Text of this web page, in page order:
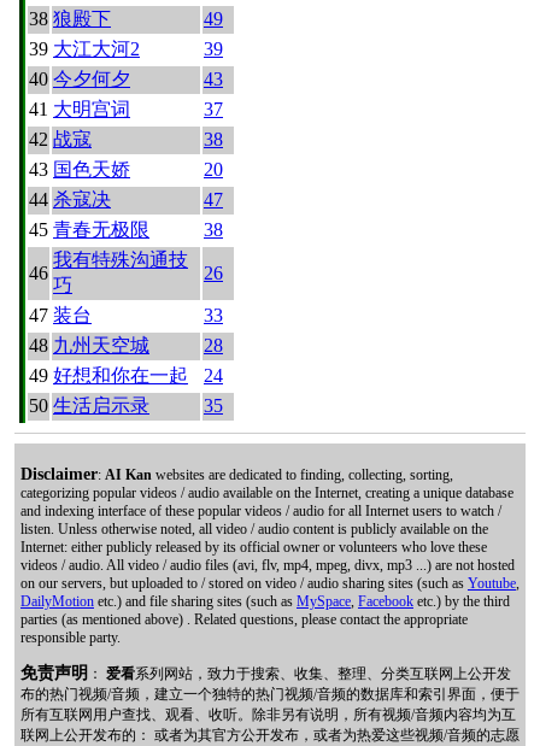
38 狼殿下
49
39 大江大河2
39
40 今夕何夕
43
41 大明宫词
37
42 战寇
38
43 国色天娇
20
44 杀寇决
47
45 青春无极限 38
46
我有特殊沟通技
巧
26
47 装台
33
48 九州天空城
28
49 好想和你在一起
24
50 生活启示录 35
Disclaimer: AI Kan websites are dedicated to finding, collecting, sorting,
categorizing popular videos / audio available on the Internet, creating a unique database
and indexing interface of these popular videos / audio for all Internet users to watch /
listen. Unless otherwise noted, all video / audio content is publicly available on the
Internet: either publicly released by its official owner or volunteers who love these
videos / audio. All video / audio files (avi, flv, mp4, mpeg, divx, mp3 ...) are not hosted
on our servers, but uploaded to / stored on video / audio sharing sites (such as Youtube
DailyMotion etc.) and file sharing sites (such as MySpace Facebook etc.) by the third
parties (as mentioned above) . Related questions, please contact the appropriate
responsible party.
免责声明 ： 爱看系列网站，致力于搜索、收集、整理、分类互联网上公开发
布的热门视频/音频，建立一个独特的热门视频/音频的数据库和索引界面，便于
所有互联网用户查找、观看、收听。除非另有说明，所有视频/音频内容均为互
联网上公开发布的： 或者为其官方公开发布，或者为热爱这些视频/音频的志愿